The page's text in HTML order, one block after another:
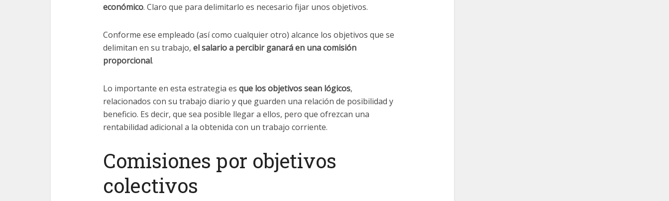
económico. Claro que para delimitarlo es necesario fijar unos objetivos.
Conforme ese empleado (así como cualquier otro) alcance los objetivos que se
delimitan en su trabajo, el salario a percibir ganará en una comisión
proporcional.
Lo importante en esta estrategia es que los objetivos sean lógicos,
relacionados con su trabajo diario y que guarden una relación de posibilidad y
beneficio. Es decir, que sea posible llegar a ellos, pero que ofrezcan una
rentabilidad adicional a la obtenida con un trabajo corriente.
Comisiones por objetivos
colectivos